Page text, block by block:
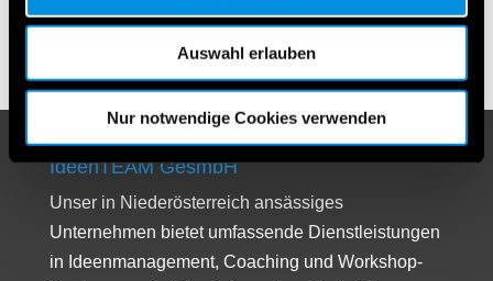
Auswahl erlauben
Nur notwendige Cookies verwenden
IdeenTEAM GesmbH
Unser in Niederösterreich ansässiges
Unternehmen bietet umfassende Dienstleistungen
in Ideenmanagement, Coaching und Workshop-